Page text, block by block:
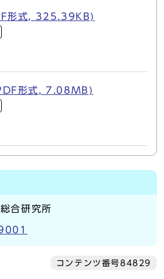
形式, 325.39KB)
形式, 7.08MB)
合研究所
コンテンツ番号84829